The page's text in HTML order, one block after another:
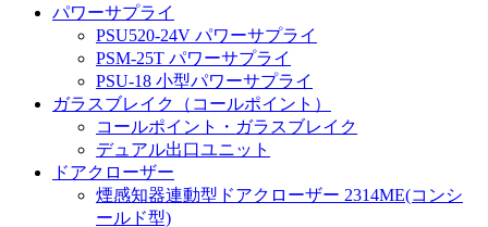
パワーサプライ
PSU520-24V パワーサプライ
PSM-25T パワーサプライ
PSU-18 小型パワーサプライ
ガラスブレイク（コールポイント）
コールポイント・ガラスブレイク
デュアル出口ユニット
ドアクローザー
煙感知器連動型ドアクローザー 2314ME(コンシ
ールド型)